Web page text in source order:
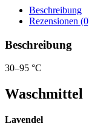
Beschreibung
Rezensionen
Beschreibung
30–95 °C
Waschmittel
Lavendel